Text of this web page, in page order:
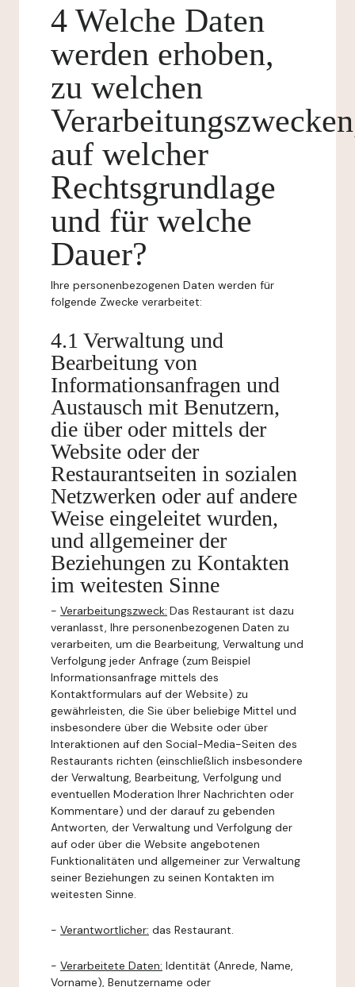
4 Welche Daten
werden erhoben,
zu welchen
auf welcher
Rechtsgrundlage
und für welche
Dauer?
Ihre personenbezogenen Daten werden für
folgende Zwecke verarbeitet:
4.1 Verwaltung und
Bearbeitung von
Informationsanfragen und
Austausch mit Benutzern,
die über oder mittels der
Website oder der
Restaurantseiten in sozialen
Netzwerken oder auf andere
Weise eingeleitet wurden,
und allgemeiner der
Beziehungen zu Kontakten
im weitesten Sinne
- Verarbeitungszweck: Das Restaurant ist dazu
veranlasst, Ihre personenbezogenen Daten zu
verarbeiten, um die Bearbeitung, Verwaltung und
Verfolgung jeder Anfrage (zum Beispiel
Informationsanfrage mittels des
Kontaktformulars auf der Website) zu
gewährleisten, die Sie über beliebige Mittel und
insbesondere über die Website oder über
Interaktionen auf den Social-Media-Seiten des
Restaurants richten (einschließlich insbesondere
der Verwaltung, Bearbeitung, Verfolgung und
eventuellen Moderation Ihrer Nachrichten oder
Kommentare) und der darauf zu gebenden
Antworten, der Verwaltung und Verfolgung der
auf oder über die Website angebotenen
Funktionalitäten und allgemeiner zur Verwaltung
seiner Beziehungen zu seinen Kontakten im
weitesten Sinne.
- Verantwortlicher: das Restaurant.
- Verarbeitete Daten: Identität (Anrede, Name,
Vorname), Benutzername oder